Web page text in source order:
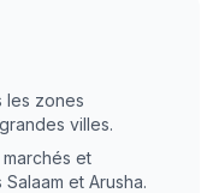
les zones
villes.
et
et Arusha.